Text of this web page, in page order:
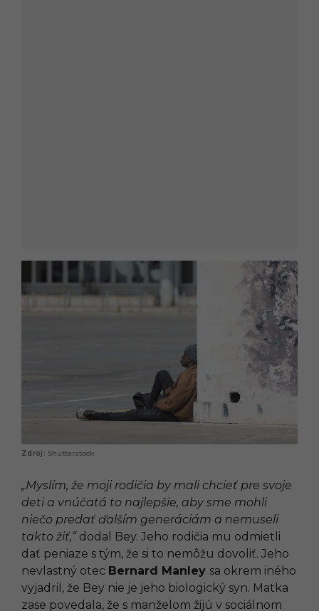
Shutterstock
„Myslím, že moji rodičia by mali chcieť pre svoje
deti a vnúčatá to najlepšie, aby sme mohli
niečo predať ďalším generáciám a nemuseli
takto žiť,“dodal Bey. Jeho rodičia mu odmietli
dať peniaze s tým, že si to nemôžu dovoliť. Jeho
nevlastný otec Bernard Manley sa okrem iného
vyjadril, že Bey nie je jeho biologický syn. Matka
zase povedala, že s manželom žijú v sociálnom